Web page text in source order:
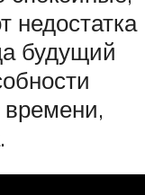
недостатка
будущий